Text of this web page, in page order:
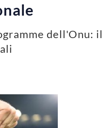
dell'Onu: il